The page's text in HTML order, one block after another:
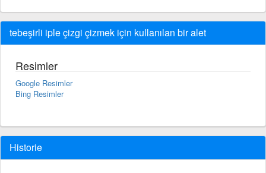
tebeşirli iple çizgi çizmek için kullanılan bir alet
Resimler
Google Resimler
Bing Resimler
Historie